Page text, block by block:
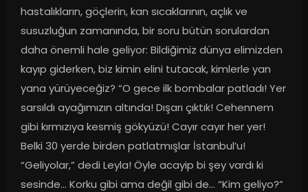
hastalıkların, göçlerin, kan sıcaklarının, açlık ve
susuzluğun zamanında, bir soru bütün sorulardan
daha önemli hale geliyor: Bildiğimiz dünya elimizden
kayıp giderken, biz kimin elini tutacak, kimlerle yan
yana yürüyeceğiz? “O gece ilk bombalar patladı! Yer
sarsıldı ayağımızın altında! Dışarı çıktık! Cehennem
gibi kırmızıya kesmiş gökyüzü! Cayır cayır her yer!
Belki 30 yerde birden patlatmışlar İstanbul’u!
“Geliyolar,” dedi Leyla! Öyle acayip bi şey vardı ki
sesinde… Korku gibi ama değil gibi de… “Kim geliyo?”